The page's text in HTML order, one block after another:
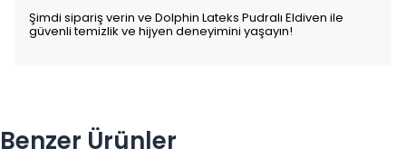
Şimdi sipariş verin ve Dolphin Lateks Pudralı Eldiven ile
güvenli temizlik ve hijyen deneyimini yaşayın!
Benzer Ürünler